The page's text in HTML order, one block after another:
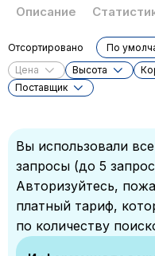
Описание
Цена Высота
Поставщик
Отсортировано По
Вы использовали
запросы (до 5
Авторизуйтесь,
платный тариф,
по количеству